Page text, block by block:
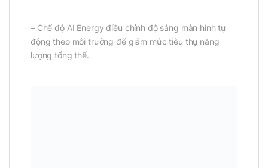
– Chế độ AI Energy điều chỉnh độ sáng màn hình tự
động theo môi trường để giảm mức tiêu thụ năng
lượng tổng thể.